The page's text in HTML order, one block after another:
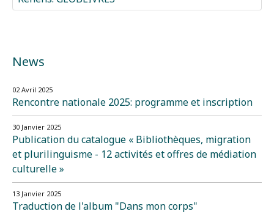
News
02 Avril 2025
Rencontre nationale 2025: programme et inscription
30 Janvier 2025
Publication du catalogue « Bibliothèques, migration
et plurilinguisme - 12 activités et offres de médiation
culturelle »
13 Janvier 2025
Traduction de l'album "Dans mon corps"